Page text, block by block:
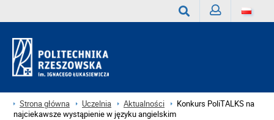
Strona główna Uczelnia Aktualności
Konkurs PoliTALKS na
najciekawsze wystąpienie w języku angielskim